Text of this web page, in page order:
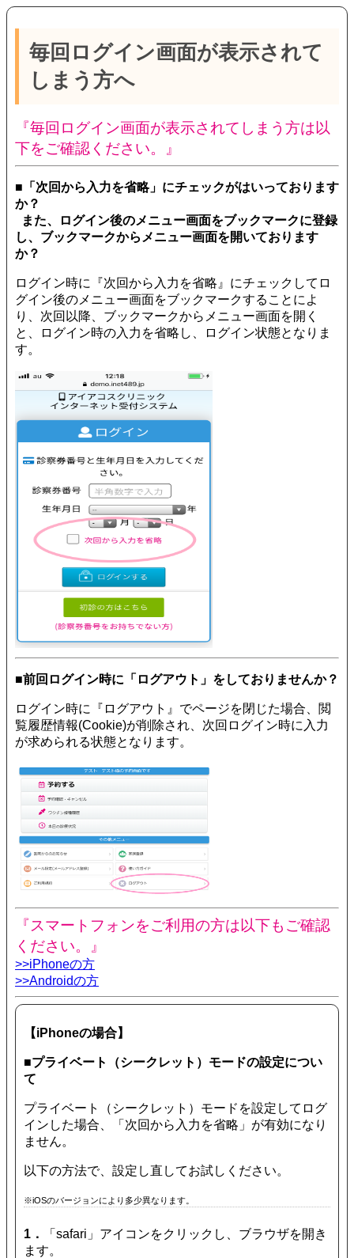
毎回ログイン画面が表示されて
しまう方へ
『毎回ログイン画面が表示されてしまう方は以
下をご確認ください。』
■「次回から入力を省略」にチェックがはいっております
か？
また、ログイン後のメニュー画面をブックマークに登録
し、ブックマークからメニュー画面を開いております
か？
ログイン時に『次回から入力を省略』にチェックしてロ
グイン後のメニュー画面をブックマークすることによ
り、次回以降、ブックマークからメニュー画面を開く
と、ログイン時の入力を省略し、ログイン状態となりま
す。
■前回ログイン時に「ログアウト」をしておりませんか？
ログイン時に『ログアウト』でページを閉じた場合、閲
覧履歴情報(Cookie)が削除され、次回ログイン時に入力
が求められる状態となります。
『スマートフォンをご利用の方は以下もご確認
ください。』
>>iPhoneの方
>>Androidの方
【iPhoneの場合】
■プライベート（シークレット）モードの設定につい
て
プライベート（シークレット）モードを設定してログ
インした場合、「次回から入力を省略」が有効になり
ません。
以下の方法で、設定し直してお試しください。
※iOSのバージョンにより多少異なります。
1．
「safari」アイコンをクリックし、ブラウザを開き
ます。